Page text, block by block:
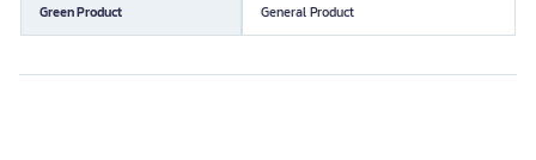
Green Product General Product